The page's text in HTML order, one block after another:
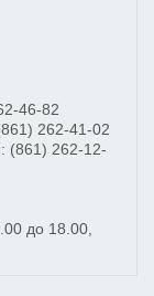
46-82
262-41-02
(861) 262-12-
до 18.00,